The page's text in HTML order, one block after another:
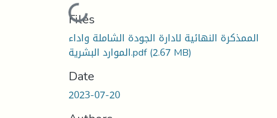
Loading...
Files
الممذكرة النهائية لادارة الجودة الشاملة واداء
الموارد البشرية.pdf(2.67 MB)
Date
2023-07-20